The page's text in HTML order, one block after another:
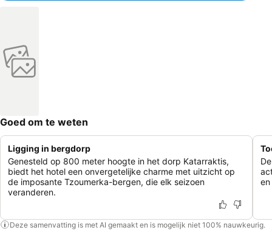
Goed om te weten
Ligging in bergdorp
Genesteld op 800 meter hoogte in het dorp Katarraktis,
biedt het hotel een onvergetelijke charme met uitzicht op
de imposante Tzoumerka-bergen, die elk seizoen
veranderen.
Deze samenvatting is met AI gemaakt en is mogelijk niet 100% nauwkeurig.